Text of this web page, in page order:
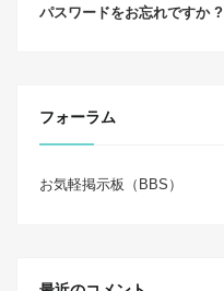
パスワードをお忘れですか ?
フォーラム
お気軽掲示板（BBS）